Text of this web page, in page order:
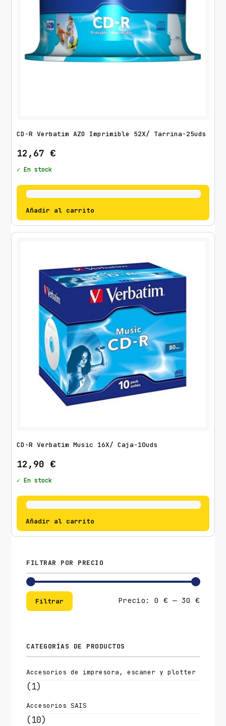
CD-R Verbatim AZO Imprimible 52X/ Tarrina-25uds
12,67 €
✓ En stock
Añadir al carrito
CD-R Verbatim Music 16X/ Caja-10uds
12,90 €
✓ En stock
Añadir al carrito
FILTRAR POR PRECIO
Precio
Precio
Filtrar Precio: 0 €— 30 €
CATEGORÍAS DE PRODUCTOS
Accesorios de impresora, escaner y plotter
(1)
Accesorios SAIS
(10)